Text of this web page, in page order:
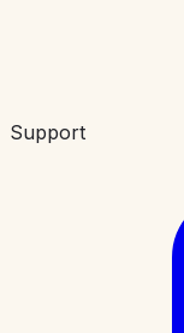
Support